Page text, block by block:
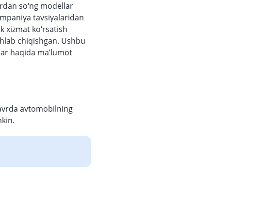
so‘ng modellar
tavsiyalaridan
xizmat ko‘rsatish
chiqishgan. Ushbu
haqida ma’lumot
avtomobilning